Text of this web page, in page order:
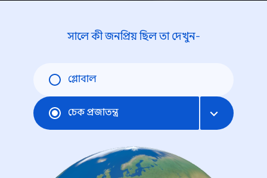
সালে কী জনপ্রিয় ছিল তা দেখুন-
গ্লোবাল
চেক প্রজাতন্ত্র